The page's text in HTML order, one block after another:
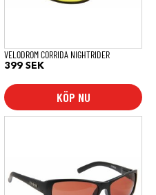
VELODROM CORRIDA NIGHTRIDER
399 SEK
KÖP NU